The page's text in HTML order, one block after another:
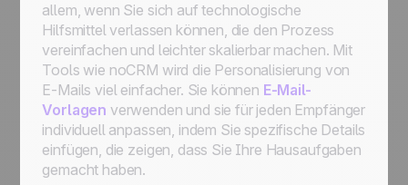
allem, wenn Sie sich auf technologische
Hilfsmittel verlassen können, die den Prozess
vereinfachen und leichter skalierbar machen. Mit
Tools wie noCRM wird die Personalisierung von
E-Mails viel einfacher. Sie können E-Mail-
Vorlagen verwenden und sie für jeden Empfänger
individuell anpassen, indem Sie spezifische Details
einfügen, die zeigen, dass Sie Ihre Hausaufgaben
gemacht haben.